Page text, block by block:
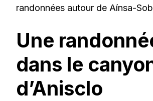
randonnées autour de Aínsa-
Une
dans le
d’Anisclo